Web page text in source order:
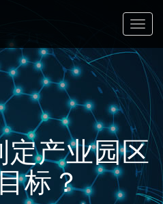
切
换
导
航
定产业园区
标？